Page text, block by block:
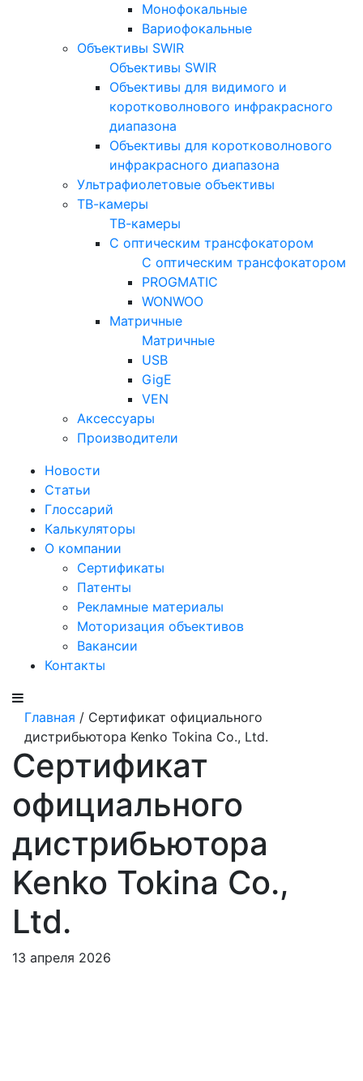
Монофокальные
Вариофокальные
Объективы SWIR
Объективы SWIR
Объективы для видимого и
коротковолнового инфракрасного
диапазона
Объективы для коротковолнового
инфракрасного диапазона
Ультрафиолетовые объективы
ТВ-камеры
ТВ-камеры
С оптическим трансфокатором
С оптическим трансфокатором
PROGMATIC
WONWOO
Матричные
Матричные
USB
GigE
VEN
Аксессуары
Производители
Новости
Статьи
Глоссарий
Калькуляторы
О компании
Сертификаты
Патенты
Рекламные материалы
Моторизация объективов
Вакансии
Контакты
Главная / Сертификат официального
дистрибьютора Kenko Tokina Co., Ltd.
Сертификат
официального
дистрибьютора
Kenko Tokina Co.,
Ltd.
13 апреля 2026